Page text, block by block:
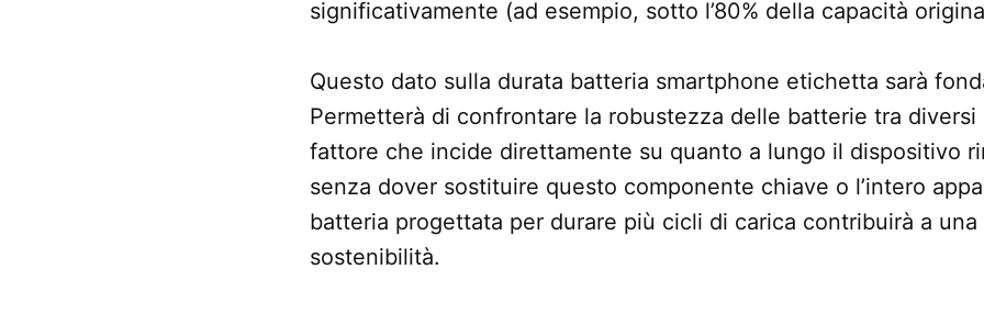
significativamente (ad esempio, sotto l’80% della capacità
Questo dato sulla durata batteria smartphone etichetta sarà
Permetterà di confrontare la robustezza delle batterie tra diversi
fattore che incide direttamente su quanto a lungo il dispositivo
senza dover sostituire questo componente chiave o l’intero
batteria progettata per durare più cicli di carica contribuirà a una
sostenibilità.